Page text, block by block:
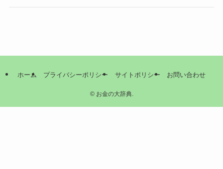
ホーム プライバシーポリシー サイトポリシー お問い合わせ
©お金の大辞典.